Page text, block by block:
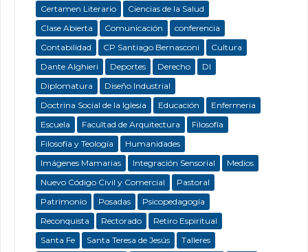
Certamen Literario
Ciencias de la Salud
Clase Abierta
Comunicación
conferencia
Contabilidad
CP Santiago Bernasconi
Cultura
Dante Alghieri
Deportes Derecho
DI
Diplomatura
Diseño Industrial
Doctrina Social de la Iglesia
Educación
Enfermeria
Escuela
Facultad de Arquitectura
Filosofía
Filosofía y Teología
Humanidades
Imágenes Mamarias
Integración Sensorial
Medios
Nuevo Código Civil y Comercial
Pastoral
Patrimonio
Posadas
Psicopedagogía
Reconquista
Rectorado
Retiro Espiritual
Santa Fe
Santa Teresa de Jesús
Talleres